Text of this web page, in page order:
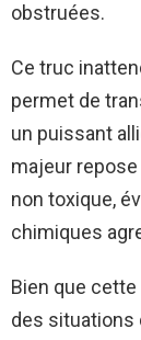
obstruées.
Ce truc
permet de
un puissant
majeur
non toxique,
chimiques
Bien que
des situations